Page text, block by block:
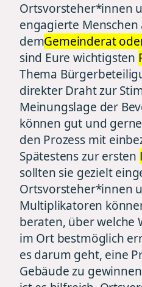
Ortsvorsteher*innen
engagierte Menschen
demGemeinderat
sind Eure wichtigsten
Thema
direkter Draht zur
Meinungslage der
können gut und
den Prozess mit
Spätestens zur ersten
sollten sie gezielt
Ortsvorsteher*innen
Multiplikatoren
beraten, über welche
im Ort bestmöglich
es darum geht, eine
Gebäude zu